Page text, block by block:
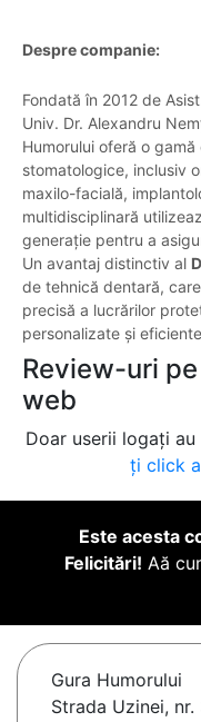
Despre companie:
Fondată în 2012 de
Univ. Dr. Alexandru
Humorului oferă o
stomatologice, inclusiv
maxilo-facială,
multidisciplinară
generație pentru a
Un avantaj distinctiv al
de tehnică dentară,
precisă a lucrărilor
personalizate și
Review-uri
web
Doar userii logați
ți click
Este acesta
Felicitări! Aă
Gura Humorului
Strada Uzinei, nr.